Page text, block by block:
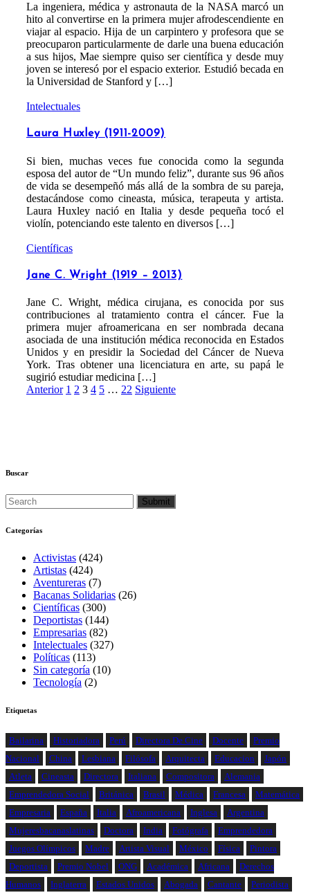
La ingeniera, médica y astronauta de la NASA marcó un
hito al convertirse en la primera mujer afrodescendiente en
viajar al espacio. Hija de un carpintero y profesora que se
preocuparon particularmente de darle una buena educación
a sus hijos, Mae siempre quiso ser científica y desde muy
joven se interesó por el espacio exterior. Estudió becada en
la Universidad de Stanford y […]
Intelectuales
Laura Huxley (1911-2009)
Si bien, muchas veces fue conocida como la segunda
esposa del autor de “Un mundo feliz”, durante sus 96 años
de vida se desempeñó más allá de la sombra de su pareja,
destacándose como cineasta, música, terapeuta y artista.
Laura Huxley nació en Italia y desde pequeña tocó el
violín, potenciando este talento en diversos […]
Científicas
Jane C. Wright (1919 – 2013)
Jane C. Wright, médica cirujana, es conocida por sus
contribuciones al tratamiento contra el cáncer. Fue la
primera mujer afroamericana en ser nombrada decana
asociada de una institución médica reconocida en Estados
Unidos y en presidir la Sociedad del Cáncer de Nueva
York. Tras obtener una licenciatura en arte, su papá le
sugirió estudiar medicina […]
Paginación
Anterior 1 2 3 4 5 … 22 Siguiente
Buscar
Categorías
Activistas (424)
Artistas (424)
Aventureras (7)
Bacanas Solidarias (26)
Científicas (300)
Deportistas (144)
Empresarias (82)
Intelectuales (327)
Políticas (113)
Sin categoría (10)
Tecnología (2)
Etiquetas
Bailarina Historiadora Perú Directora De Cine Docente
Premio
Nacional
China Lesbiana Filósofa Arquitecta Educacion
Japón
Atleta
Cineasta Directora Italiana Compositora
Alemania
Emprendedora Social
Británica Brasil Médica Francesa
Matemática
Empresaria
España Italia Afroamericana Inglesa
Argentina
Mujeresbacanaslatinas
Doctora India Fotógrafa
Emprendedora
Juegos Olímpicos
Madre Artista Visual México Física
Pintora
Deportista
Premio Nobel ONG Académica Africana
Derechos
Humanos
Inglaterra Estados Unidos Abogada Cantante Periodista